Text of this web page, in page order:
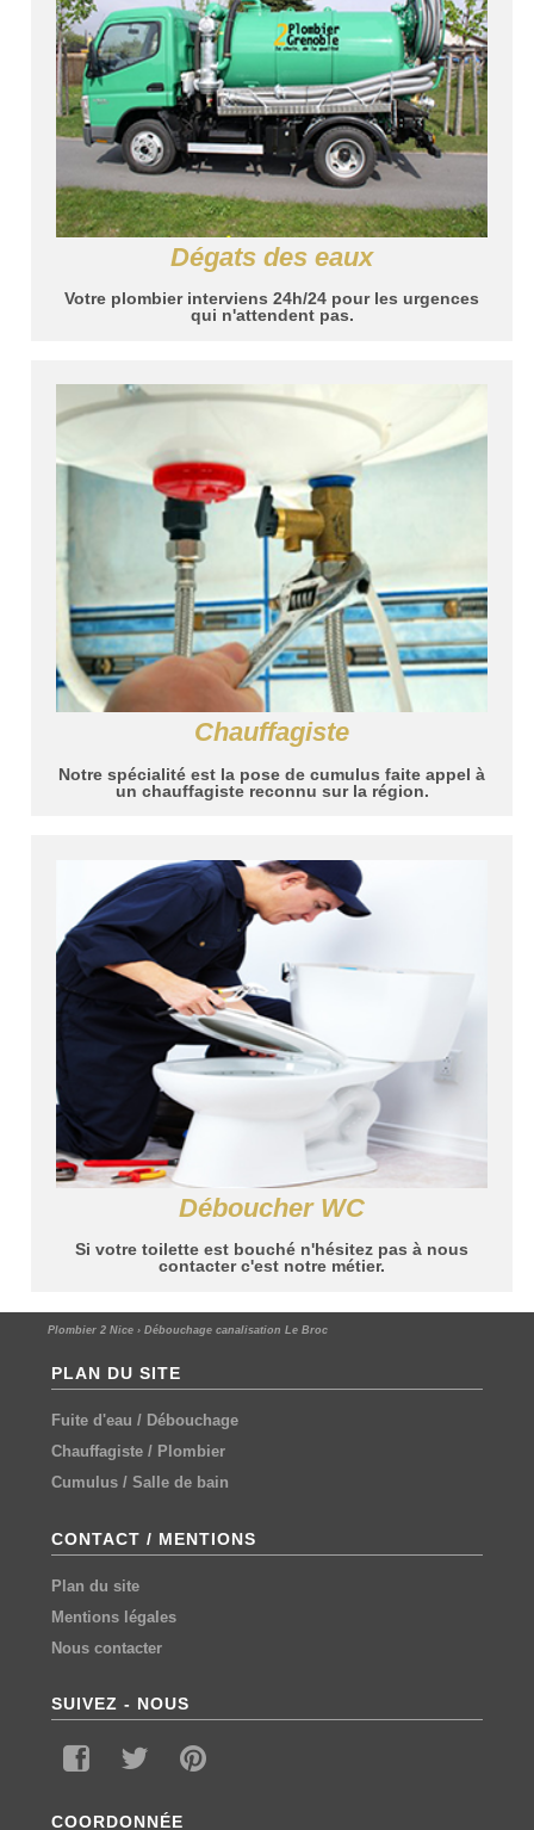
Dégats des eaux
Votre plombier interviens 24h/24 pour les urgences
qui n'attendent pas.
Chauffagiste
Notre spécialité est la pose de cumulus faite appel à
un chauffagiste reconnu sur la région.
Déboucher WC
Si votre toilette est bouché n'hésitez pas à nous
contacter c'est notre métier.
Plombier 2 Nice › Débouchage canalisation Le Broc
PLAN DU SITE
Fuite d'eau / Débouchage
Chauffagiste/ Plombier
Cumulus/ Salle de bain
CONTACT / MENTIONS
Plan du site
Mentions légales
Nous contacter
SUIVEZ - NOUS
COORDONNÉE